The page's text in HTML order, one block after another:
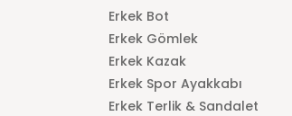
Erkek Bot
Erkek Gömlek
Erkek Kazak
Erkek Spor Ayakkabı
Erkek Terlik & Sandalet